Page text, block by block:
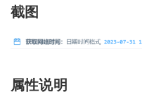
截图
属性说明